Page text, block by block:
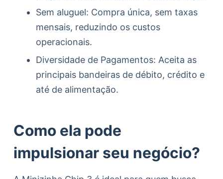
Sem aluguel: Compra única, sem taxas
mensais, reduzindo os custos
operacionais.
Diversidade de Pagamentos: Aceita as
principais bandeiras de débito, crédito e
até de alimentação.
Como ela pode
impulsionar seu negócio?